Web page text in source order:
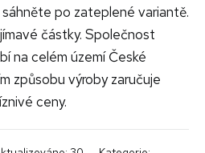
po zateplené variantě.
částky. Společnost
na celém území České
způsobu výroby zaručuje
ceny.